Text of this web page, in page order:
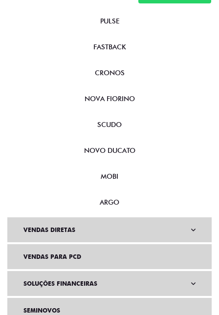
PULSE
FASTBACK
CRONOS
NOVA FIORINO
SCUDO
NOVO DUCATO
MOBI
ARGO
VENDAS DIRETAS
VENDAS PARA PCD
SOLUÇÕES FINANCEIRAS
SEMINOVOS